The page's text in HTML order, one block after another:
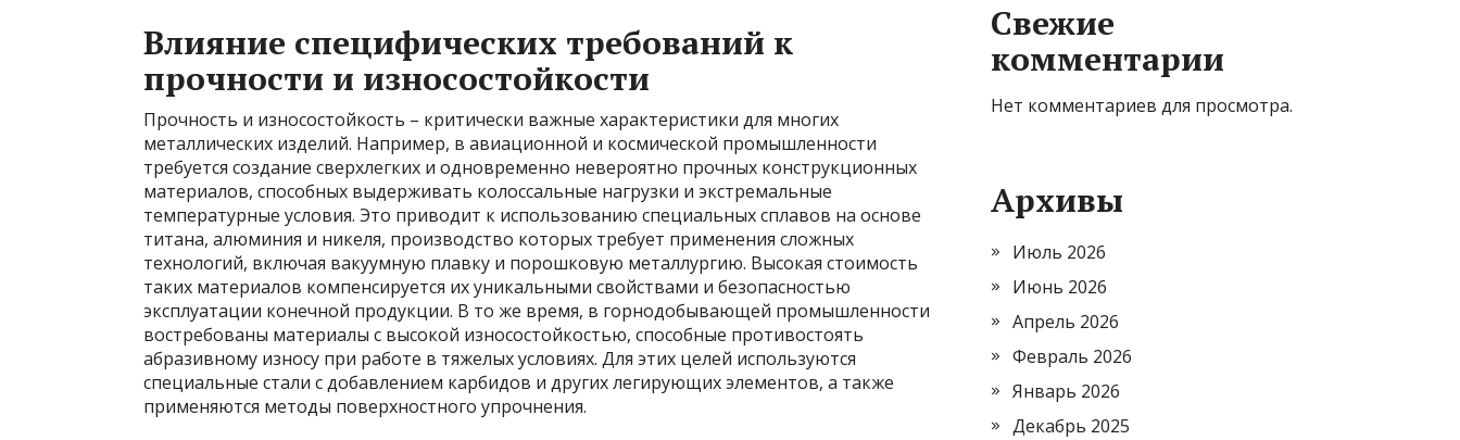
Влияние специфических требований к
прочности и износостойкости
Прочность и износостойкость – критически важные характеристики для многих
металлических изделий. Например, в авиационной и космической промышленности
требуется создание сверхлегких и одновременно невероятно прочных конструкционных
материалов, способных выдерживать колоссальные нагрузки и экстремальные
температурные условия. Это приводит к использованию специальных сплавов на основе
титана, алюминия и никеля, производство которых требует применения сложных
технологий, включая вакуумную плавку и порошковую металлургию. Высокая стоимость
таких материалов компенсируется их уникальными свойствами и безопасностью
эксплуатации конечной продукции. В то же время, в горнодобывающей промышленности
востребованы материалы с высокой износостойкостью, способные противостоять
абразивному износу при работе в тяжелых условиях. Для этих целей используются
специальные стали с добавлением карбидов и других легирующих элементов, а также
применяются методы поверхностного упрочнения.
Свежие
комментарии
Нет комментариев для просмотра.
Архивы
Июль 2026
Июнь 2026
Апрель 2026
Февраль 2026
Январь 2026
Декабрь 2025